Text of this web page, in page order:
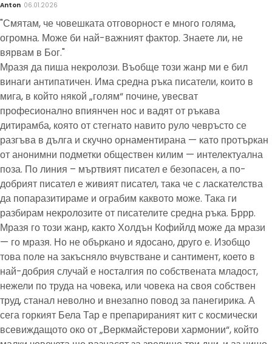
Anton 06.01.2026
"Смятам, че човешката отговорност е много голяма,
огромна. Може би най-важният фактор. Знаете ли, не
вярвам в Бог."
Мразя да пиша некролози. Въобще този жанр ми е бил
винаги антипатичен. Има средна ръка писатели, които в
мига, в който някой „голям“ почине, увесват
професионално впиянчен нос и вадят от ръкава
дитирамба, която от стегнато навито руло чевръсто се
разгъва в дълга и скучно орнаментирана — като протъркан
от анонимни подметки обществен килим — интелектуална
поза. По линия – мъртвият писател е безопасен, а по-
добрият писател е живият писател, така че с ласкателства
да попаразитираме и ограбим каквото може. Така ги
разбирам некролозите от писателите средна ръка. Бррр.
Мразя го този жанр, както Холдън Кофийлд може да мрази
— го мразя. Но не объркано и ядосано, друго е. Изобщо
това поле на закъсняло вчувстване и сантимент, което в
най-добрия случай е носталгия по собствената младост,
нежели по труда на човека, или човека на своя собствен
труд, станал неволно и внезапно повод за панегирика. А
сега горкият Бела Тар е препарираният кит с космически
всевиждащото око от „Веркмайстерови хармонии“, който